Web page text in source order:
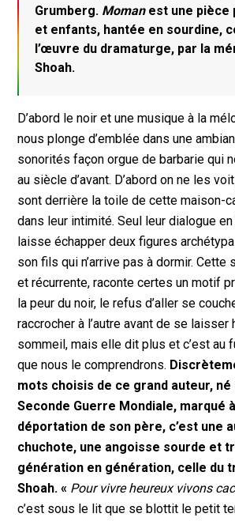
Grumberg. Momanest une pièce
et enfants, hantée en sourdine,
l’œuvre du dramaturge, par la
Shoah.
D’abord le noir et une musique à la
nous plonge d’emblée dans une
sonorités façon orgue de barbarie qui
au siècle d’avant. D’abord on ne les
sont derrière la toile de cette maison-
dans leur intimité. Seul leur dialogue en
laisse échapper deux figures
son fils qui n’arrive pas à dormir. Cette
et récurrente, raconte certes un motif
la peur du noir, le refus d’aller se
raccrocher à l’autre avant de se laisser
sommeil, mais elle dit plus et c’est au
que nous le comprendrons.
mots choisis de ce grand auteur, né
Seconde Guerre Mondiale, marqué
déportation de son père, c’est une
chuchote, une angoisse sourde et
génération en génération, celle du
Shoah. « Pour vivre heureux vivons
c’est sous le lit que se blottit le petit